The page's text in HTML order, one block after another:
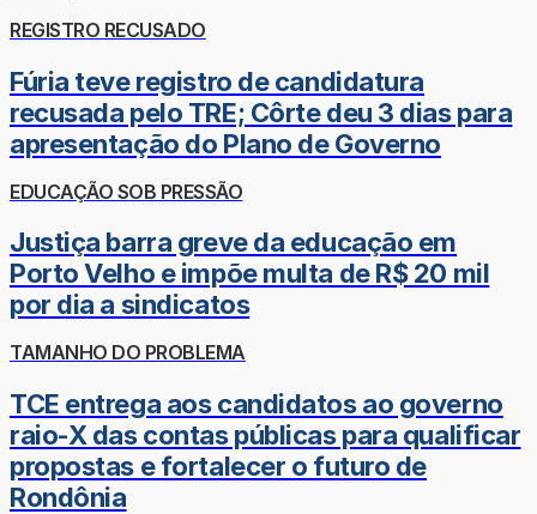
REGISTRO RECUSADO
Fúria teve registro de candidatura
recusada pelo TRE; Côrte deu 3 dias para
apresentação do Plano de Governo
EDUCAÇÃO SOB PRESSÃO
Justiça barra greve da educação em
Porto Velho e impõe multa de R$ 20 mil
por dia a sindicatos
TAMANHO DO PROBLEMA
TCE entrega aos candidatos ao governo
raio-X das contas públicas para qualificar
propostas e fortalecer o futuro de
Rondônia